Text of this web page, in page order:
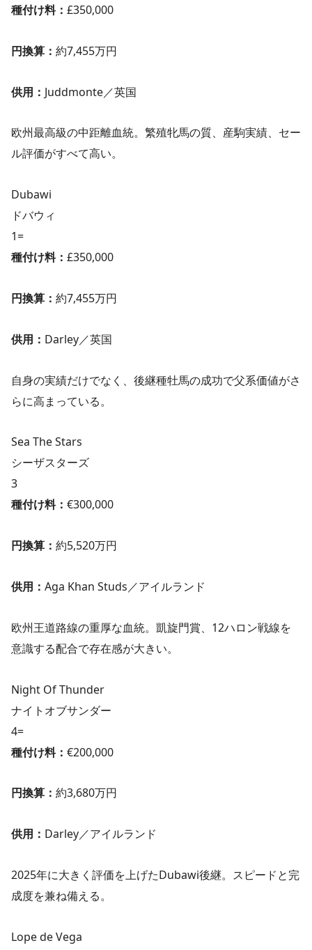
種付け料： £350,000
円換算： 約7,455万円
供用： Juddmonte／英国
欧州最高級の中距離血統。繁殖牝馬の質、産駒実績、セー
ル評価がすべて高い。
Dubawi
ドバウィ
1=
種付け料： £350,000
円換算： 約7,455万円
供用： Darley／英国
自身の実績だけでなく、後継種牡馬の成功で父系価値がさ
らに高まっている。
Sea The Stars
シーザスターズ
3
種付け料： €300,000
円換算： 約5,520万円
供用： Aga Khan Studs／アイルランド
欧州王道路線の重厚な血統。凱旋門賞、12ハロン戦線を
意識する配合で存在感が大きい。
Night Of Thunder
ナイトオブサンダー
4=
種付け料： €200,000
円換算： 約3,680万円
供用： Darley／アイルランド
2025年に大きく評価を上げたDubawi後継。スピードと完
成度を兼ね備える。
Lope de Vega